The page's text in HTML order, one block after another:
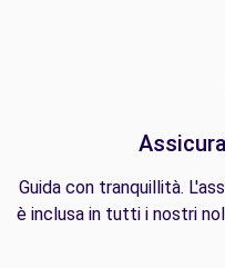
Guida con tranquillità.
è inclusa in tutti i nostri